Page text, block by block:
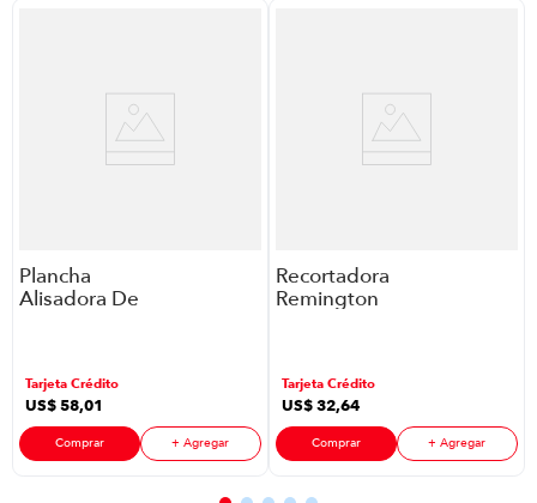
Plancha
Alisadora De
P8898 |Color
Rosa Palido
Tarjeta Crédito
US$58,01
Comprar + Agregar
Recortadora
Remington
Cromo
Tarjeta Crédito
US$32,64
Comprar + Agregar